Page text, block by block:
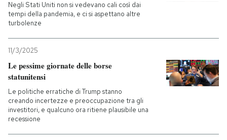
PODCAST
I MIEI PREFERITI
SHOP
Negli Stati Uniti non si vedevano cali così dai
tempi della pandemia, e ci si aspettano altre
turbolenze
11/3/2025
Le pessime giornate delle borse
statunitensi
Le politiche erratiche di Trump stanno
creando incertezze e preoccupazione tra gli
investitori, e qualcuno ora ritiene plausibile una
recessione